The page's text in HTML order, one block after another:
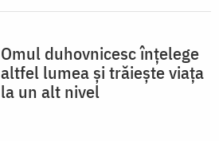
Omul duhovnicesc înțelege
altfel lumea și trăiește viața
la un alt nivel